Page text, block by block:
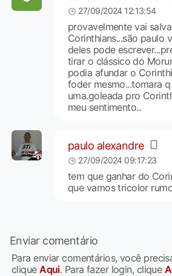
27/09/2024 12:13:54
provavelmente vai
Corinthians...são paulo
deles pode
tirar o clássico do
podia afundar o
foder mesmo...tomara q
uma.goleada pro
meu sentimento..
paulo alexandre
27/09/2024 09:17:23
tem que ganhar do
que vamos tricolor
Enviar comentário
Para enviar comentários, você
cliqueAqui. Para fazer login, clique